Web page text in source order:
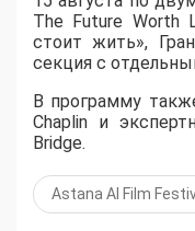
The Future Worth
стоит жить»,
секция с
В программу
Chaplin и
Bridge.
Astana AI Film